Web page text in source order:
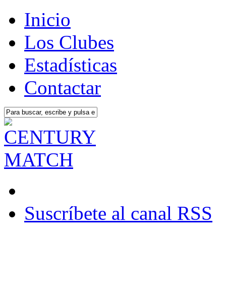
Inicio
Los Clubes
Estadísticas
Contactar
Suscríbete al canal RSS